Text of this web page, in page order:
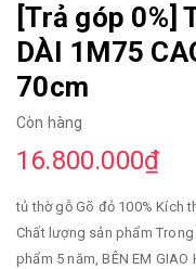
[Trả góp 0%]
DÀI 1M75
70cm
Còn hàng
16.800.000₫
tủ thờ gỗ Gõ đỏ 100% Kích
Chất lượng sản phẩm Trong
phẩm 5 năm, BÊN EM GIAO